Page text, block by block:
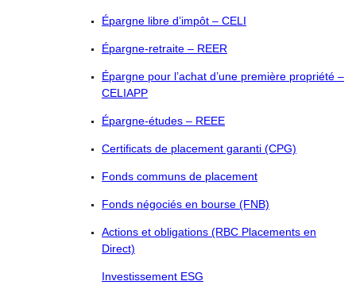
Épargne libre d’impôt – CELI
Épargne-retraite – REER
Épargne pour l’achat d’une première propriété –
CELIAPP
Épargne-études – REEE
Certificats de placement garanti (CPG)
Fonds communs de placement
Fonds négociés en bourse (FNB)
Actions et obligations (RBC Placements en
Direct)
Investissement ESG